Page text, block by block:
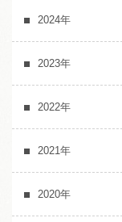
2024年
2023年
2022年
2021年
2020年